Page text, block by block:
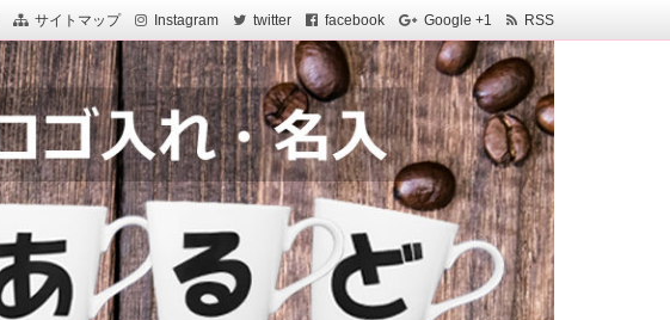
サイトマップ Instagram twitter facebook Google +1 RSS